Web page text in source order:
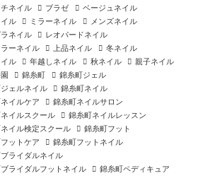
ネイル
ブラゼ
ベージュネイル
ル
ミラーネイル
メンズネイル
ネイル
レオパードネイル
ーネイル
上品ネイル
冬ネイル
ル
年越しネイル 秋ネイル
親子ネイル
錦糸町
錦糸町ジェル
ェルネイル
錦糸町ネイル
イルケア
錦糸町ネイルサロン
イルスクール
錦糸町ネイルレッスン
イル検定スクール
錦糸町フット
ットケア
錦糸町フットネイル
ライダルネイル
ライダルフットネイル
錦糸町ペディキュア